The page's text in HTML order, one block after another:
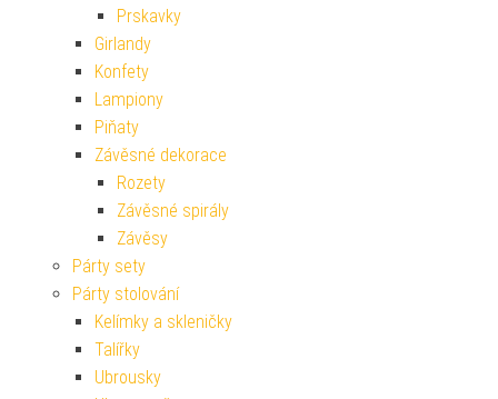
Prskavky
Girlandy
Konfety
Lampiony
Piňaty
Závěsné dekorace
Rozety
Závěsné spirály
Závěsy
Párty sety
Párty stolování
Kelímky a skleničky
Talířky
Ubrousky